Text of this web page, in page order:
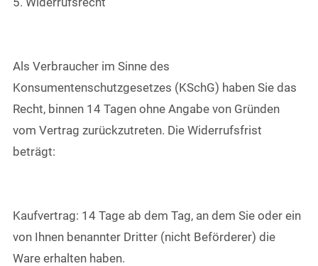
Als Verbraucher im Sinne des
Konsumentenschutzgesetzes (KSchG) haben Sie das
Recht, binnen 14 Tagen ohne Angabe von Gründen
vom Vertrag zurückzutreten. Die Widerrufsfrist
beträgt:
Kaufvertrag: 14 Tage ab dem Tag, an dem Sie oder ein
von Ihnen benannter Dritter (nicht Beförderer) die
Ware erhalten haben.